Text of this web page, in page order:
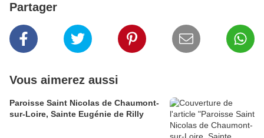
Partager
Vous aimerez aussi
Paroisse Saint Nicolas de Chaumont-
sur-Loire, Sainte Eugénie de Rilly